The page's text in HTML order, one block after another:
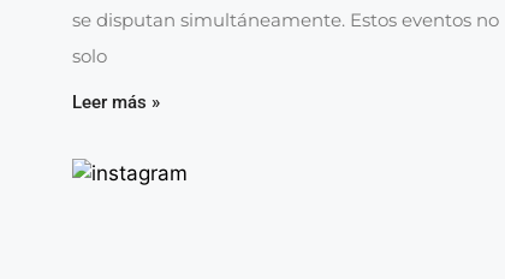
se disputan simultáneamente. Estos eventos no
solo
Leer más »